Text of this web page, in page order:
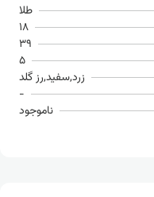
طلا
18
39
5
زرد,سفید,رز گلد
-
ناموجود